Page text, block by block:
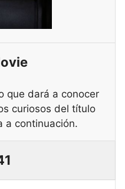
que dará a conocer
curiosos del título
a continuación.